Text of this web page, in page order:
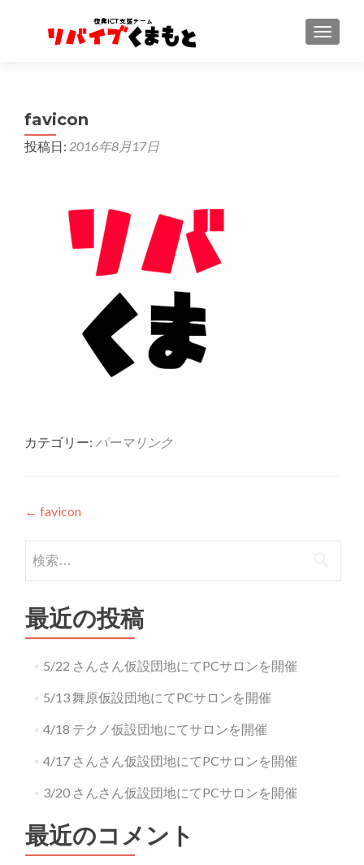
ナビゲ
favicon
投稿日: 2016年8月17日
カテゴリー: パーマリンク
投稿ナビゲーション
← favicon
検索:
最近の投稿
5/22 さんさん仮設団地にてPCサロンを開催
5/13 舞原仮設団地にてPCサロンを開催
4/18 テクノ仮設団地にてサロンを開催
4/17 さんさん仮設団地にてPCサロンを開催
3/20 さんさん仮設団地にてPCサロンを開催
最近のコメント